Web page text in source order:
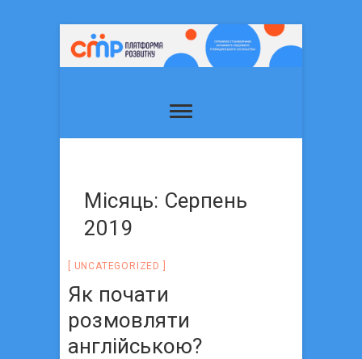
Місяць: Серпень
2019
UNCATEGORIZED
Як почати
розмовляти
англійською?